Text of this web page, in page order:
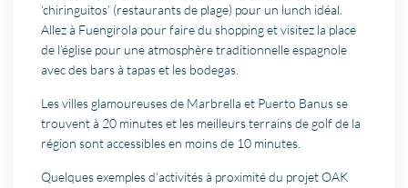
‘chiringuitos’ (restaurants de plage) pour un lunch idéal.
Allez à Fuengirola pour faire du shopping et visitez la place
de l’église pour une atmosphère traditionnelle espagnole
avec des bars à tapas et les bodegas.
Les villes glamoureuses de Marbrella et Puerto Banus se
trouvent à 20 minutes et les meilleurs terrains de golf de la
région sont accessibles en moins de 10 minutes.
Quelques exemples d’activités à proximité du projet OAK